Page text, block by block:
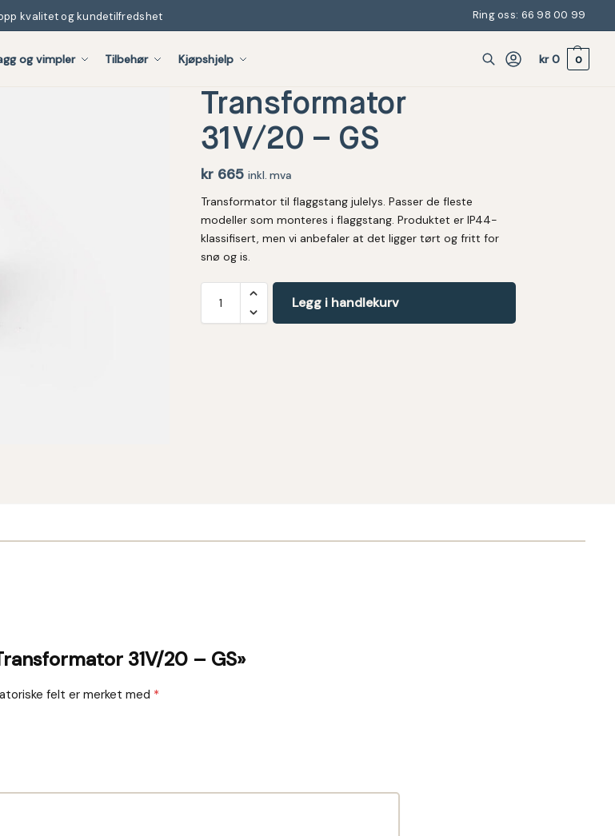
kvalitet og kundetilfredshet Ring oss: 66 98 00 99
og vimpler Tilbehør Kjøpshjelp kr0 0
Transformator
31V/20 – GS
kr665 inkl. mva
Transformator til flaggstang julelys. Passer de fleste
modeller som monteres i flaggstang. Produktet er IP44-
klassifisert, men vi anbefaler at det ligger tørt og fritt for
snø og is.
Legg i handlekurv
31V/20 – GS»
felt er merket med *